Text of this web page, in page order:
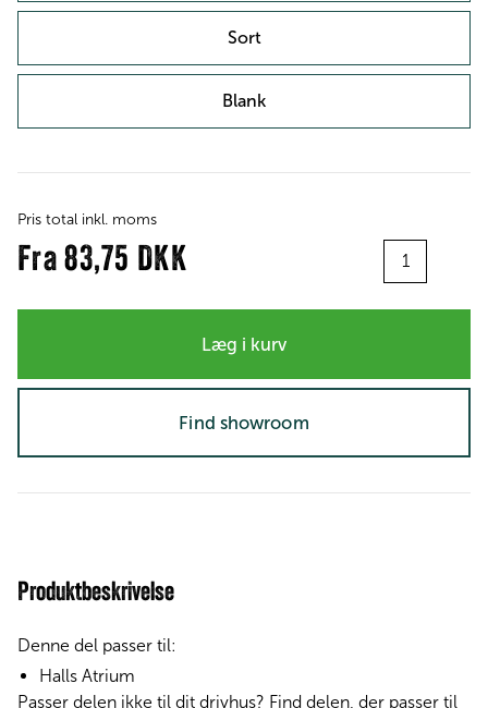
Sort
Blank
Pris total inkl. moms
Fra 83,75 DKK
Læg i kurv
Find showroom
Produktbeskrivelse
Denne del passer til:
Halls Atrium
Passer delen ikke til dit drivhus? Find delen, der passer til